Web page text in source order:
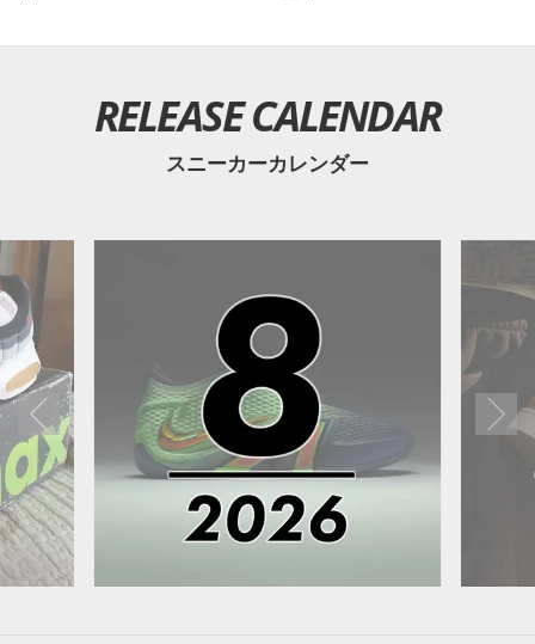
RELEASE CALENDAR
スニーカーカレンダー